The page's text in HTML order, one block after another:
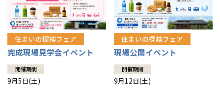
住まいの探検フェア
完成現場見学会イベント
開催期間
9月5日(土)
住まいの探検フェア
現場公開イベント
開催期間
9月12日(土)